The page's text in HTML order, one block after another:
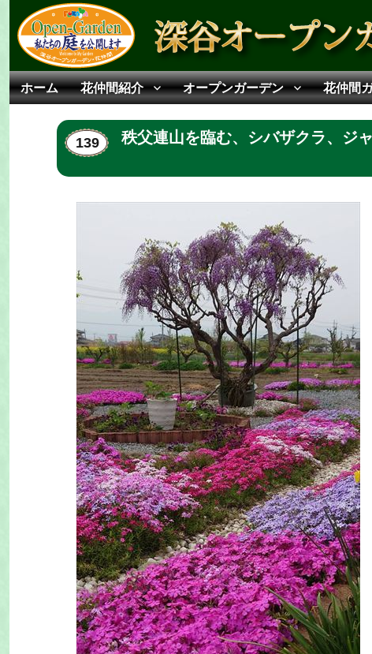
深谷オープンガーデン花仲間
人がつながる 花でつながる
ホーム 花仲間紹介 オープンガーデン 花仲間
139 秩父連山を臨む、シバザクラ、ジ